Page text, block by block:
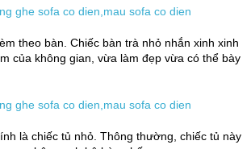
theo bàn. Chiếc bàn trà nhỏ nhắn xinh xinh
của không gian, vừa làm đẹp vừa có thể bày
là chiếc tủ nhỏ. Thông thường, chiếc tủ này